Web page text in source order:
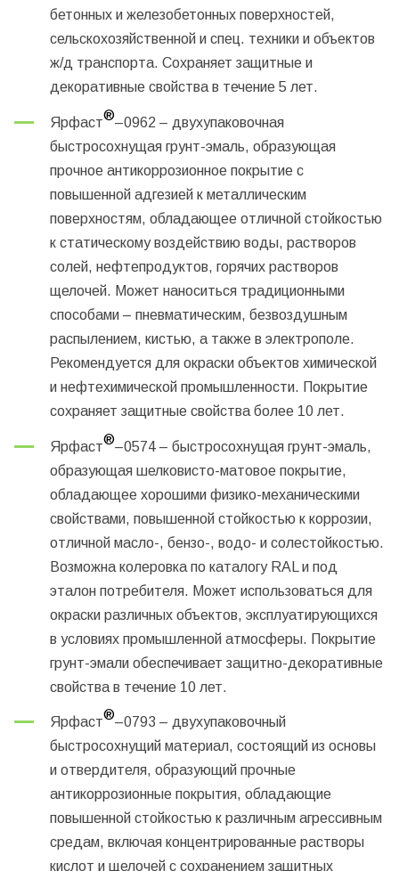
бетонных и железобетонных поверхностей,
сельскохозяйственной и спец. техники и объектов
ж/д транспорта. Сохраняет защитные и
декоративные свойства в течение 5 лет.
Ярфаст®–0962 – двухупаковочная
быстросохнущая грунт-эмаль, образующая
прочное антикоррозионное покрытие с
повышенной адгезией к металлическим
поверхностям, обладающее отличной стойкостью
к статическому воздействию воды, растворов
солей, нефтепродуктов, горячих растворов
щелочей. Может наноситься традиционными
способами – пневматическим, безвоздушным
распылением, кистью, а также в электрополе.
Рекомендуется для окраски объектов химической
и нефтехимической промышленности. Покрытие
сохраняет защитные свойства более 10 лет.
Ярфаст®–0574 – быстросохнущая грунт-эмаль,
образующая шелковисто-матовое покрытие,
обладающее хорошими физико-механическими
свойствами, повышенной стойкостью к коррозии,
отличной масло-, бензо-, водо- и солестойкостью.
Возможна колеровка по каталогу RAL и под
эталон потребителя. Может использоваться для
окраски различных объектов, эксплуатирующихся
в условиях промышленной атмосферы. Покрытие
грунт-эмали обеспечивает защитно-декоративные
свойства в течение 10 лет.
Ярфаст®–0793 – двухупаковочный
быстросохнущий материал, состоящий из основы
и отвердителя, образующий прочные
антикоррозионные покрытия, обладающие
повышенной стойкостью к различным агрессивным
средам, включая концентрированные растворы
кислот и щелочей с сохранением защитных